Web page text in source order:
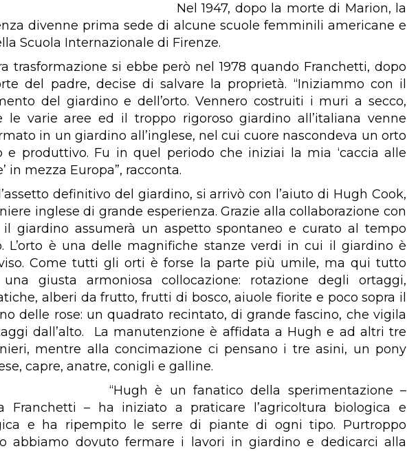
Nel 1947, dopo la morte di Marion, la
divenne prima sede di alcune scuole femminili americane e
Scuola Internazionale di Firenze.
trasformazione si ebbe però nel 1978 quando Franchetti, dopo
del padre, decise di salvare la proprietà. “Iniziammo con il
del giardino e dell’orto. Vennero costruiti i muri a secco,
le varie aree ed il troppo rigoroso giardino all’italiana venne
in un giardino all’inglese, nel cui cuore nascondeva un orto
e produttivo. Fu in quel periodo che iniziai la mia ‘caccia alle
in mezza Europa”, racconta.
definitivo del giardino, si arrivò con l’aiuto di Hugh Cook,
inglese di grande esperienza. Grazie alla collaborazione con
il giardino assumerà un aspetto spontaneo e curato al tempo
L’orto è una delle magnifiche stanze verdi in cui il giardino è
Come tutti gli orti è forse la parte più umile, ma qui tutto
giusta armoniosa collocazione: rotazione degli ortaggi,
alberi da frutto, frutti di bosco, aiuole fiorite e poco sopra il
delle rose: un quadrato recintato, di grande fascino, che vigila
dall’alto. La manutenzione è affidata a Hugh e ad altri tre
mentre alla concimazione ci pensano i tre asini, un pony
capre, anatre, conigli e galline.
“Hugh è un fanatico della sperimentazione –
Franchetti – ha iniziato a praticare l’agricoltura biologica e
e ha ripempito le serre di piante di ogni tipo. Purtroppo
abbiamo dovuto fermare i lavori in giardino e dedicarci alla